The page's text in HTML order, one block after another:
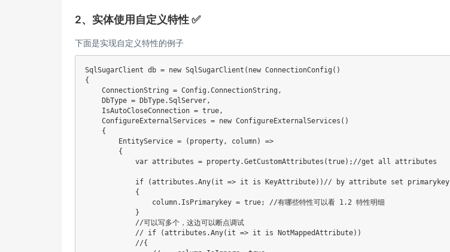
2、实体使用自定义特性 ✅
下面是实现自定义特性的例子
SqlSugarClient db = new SqlSugarClient(new ConnectionConfig()
{
    ConnectionString = Config.ConnectionString,
    DbType = DbType.SqlServer,
    IsAutoCloseConnection = true,
    ConfigureExternalServices = new ConfigureExternalServices()
    {
        EntityService = (property, column) =>
        {
            var attributes = property.GetCustomAttributes(true);//get all attributes
            if (attributes.Any(it => it is KeyAttribute))// by attribute set primarykey
            {
                column.IsPrimarykey = true; //有哪些特性可以看 1.2 特性明细
            }
            //可以写多个，这边可以断点调试
            // if (attributes.Any(it => it is NotMappedAttribute))
            //{